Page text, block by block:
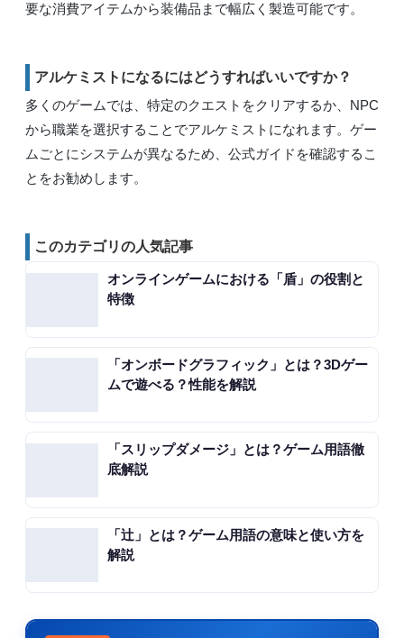
要な消費アイテムから装備品まで幅広く製造可能です。
アルケミストになるにはどうすればいいですか？
多くのゲームでは、特定のクエストをクリアするか、NPC
から職業を選択することでアルケミストになれます。ゲー
ムごとにシステムが異なるため、公式ガイドを確認するこ
とをお勧めします。
このカテゴリの人気記事
オンラインゲームにおける「盾」の役割と
特徴
「オンボードグラフィック」とは？3Dゲー
ムで遊べる？性能を解説
「スリップダメージ」とは？ゲーム用語徹
底解説
「辻」とは？ゲーム用語の意味と使い方を
解説